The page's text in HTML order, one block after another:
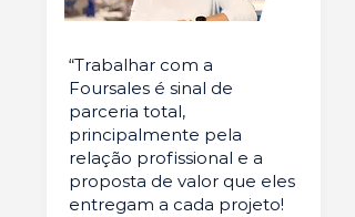
“Trabalhar com a
Foursales é sinal de
parceria total,
principalmente pela
relação profissional e a
proposta de valor que eles
entregam a cada projeto!